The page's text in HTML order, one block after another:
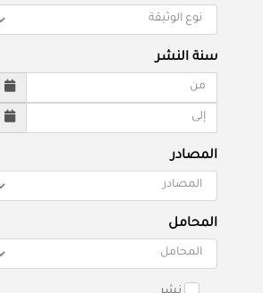
سنة النشر
المصادر
المحامل